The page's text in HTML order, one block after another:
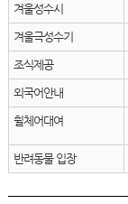
겨울성수시
겨울극성수기
조식제공
외국어안내
휠체어대여
반려동물 입장